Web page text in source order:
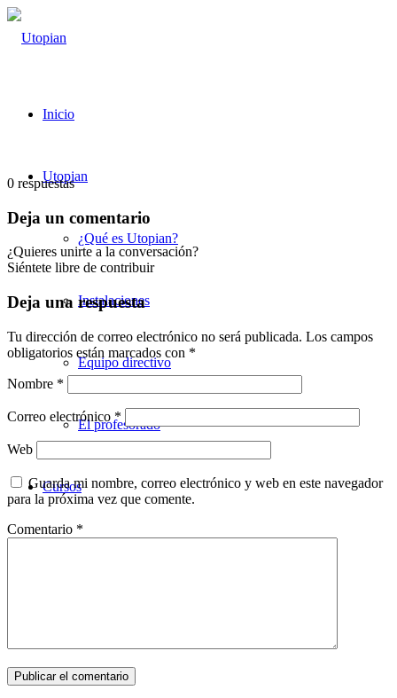
Inicio
Utopian
¿Qué es Utopian?
Instalaciones
Equipo directivo
El profesorado
Cursos
Música
0 respuestas
Deja un comentario
¿Quieres unirte a la conversación?
Siéntete libre de contribuir
Deja una respuesta
Tu dirección de correo electrónico no será publicada. Los campos
obligatorios están marcados con *
Nombre *
Correo electrónico *
Web
Guarda mi nombre, correo electrónico y web en este navegador
para la próxima vez que comente.
Comentario *